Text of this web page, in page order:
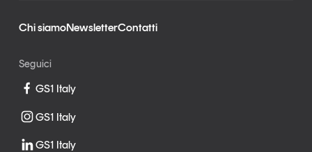
Chi siamoNewsletterContatti
Seguici
GS1 Italy
GS1 Italy
GS1 Italy